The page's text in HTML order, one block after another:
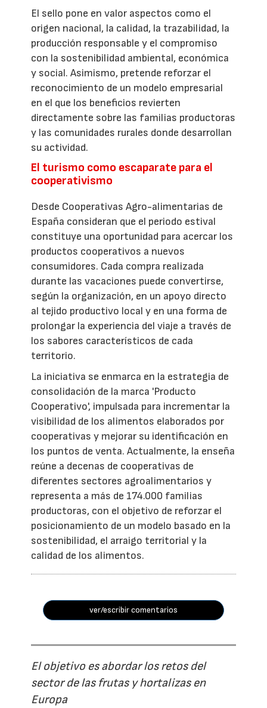
El sello pone en valor aspectos como el
origen nacional, la calidad, la trazabilidad, la
producción responsable y el compromiso
con la sostenibilidad ambiental, económica
y social. Asimismo, pretende reforzar el
reconocimiento de un modelo empresarial
en el que los beneficios revierten
directamente sobre las familias productoras
y las comunidades rurales donde desarrollan
su actividad.
El turismo como escaparate para el
cooperativismo
Desde Cooperativas Agro-alimentarias de
España consideran que el periodo estival
constituye una oportunidad para acercar los
productos cooperativos a nuevos
consumidores. Cada compra realizada
durante las vacaciones puede convertirse,
según la organización, en un apoyo directo
al tejido productivo local y en una forma de
prolongar la experiencia del viaje a través de
los sabores característicos de cada
territorio.
La iniciativa se enmarca en la estrategia de
consolidación de la marca 'Producto
Cooperativo', impulsada para incrementar la
visibilidad de los alimentos elaborados por
cooperativas y mejorar su identificación en
los puntos de venta. Actualmente, la enseña
reúne a decenas de cooperativas de
diferentes sectores agroalimentarios y
representa a más de 174.000 familias
productoras, con el objetivo de reforzar el
posicionamiento de un modelo basado en la
sostenibilidad, el arraigo territorial y la
calidad de los alimentos.
ver/escribir comentarios
El objetivo es abordar los retos del
sector de las frutas y hortalizas en
Europa